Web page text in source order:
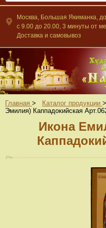
Москва, Большая Якиманка,
c 9.00 до 20.00, 3 минуты от
Доставка и самовывоз
Главная > Каталог продукции >
Эмилия) Каппадокийская
Икона